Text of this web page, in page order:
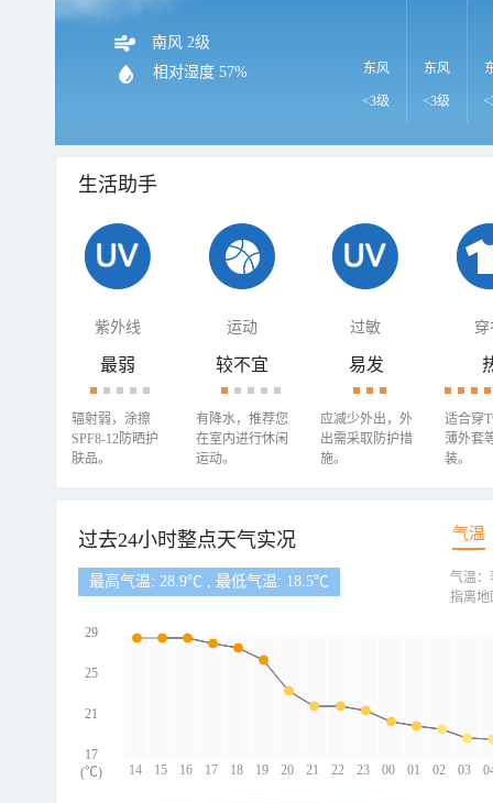
南风 2级
相对湿度 57% 东风
<3级
东风
<3级
生活助手
紫外线 运动 过敏 穿
最弱
辐射弱，涂擦
SPF8-12防晒护
肤品。
较不宜
有降水，推荐您
在室内进行休闲
运动。
易发
应减少外出，外
出需采取防护措
施。
适合穿
薄外套
装。
过去24小时整点天气实况 气温
最高气温: 28.9℃ , 最低气温: 18.5℃
14 15 16 17 18 19 20 21 22 23 00 01 02 03
29
25
21
17
(℃)
气温：
指离地